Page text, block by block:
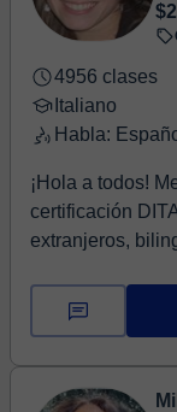
4956 clases
Italiano
Habla:
¡Hola a todos! Me llamo Ines y soy profesora nativa con
certificación
extranjeros,